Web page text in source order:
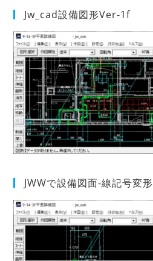
Jw_cad設備図形Ver-1f
JWWで設備図面-線記号変形